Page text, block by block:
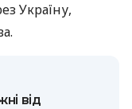
Україну,
від